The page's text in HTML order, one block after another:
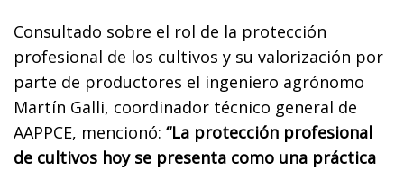
Consultado sobre el rol de la protección
profesional de los cultivos y su valorización por
parte de productores el ingeniero agrónomo
Martín Galli, coordinador técnico general de
AAPPCE, mencionó: “La protección profesional
de cultivos hoy se presenta como una práctica